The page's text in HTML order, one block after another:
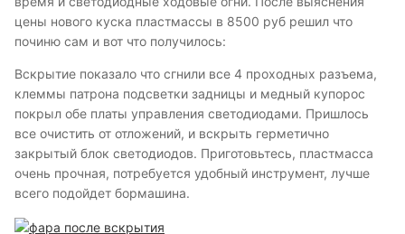
цены нового куска пластмассы в 8500 руб решил что
починю сам и вот что получилось:
Вскрытие показало что сгнили все 4 проходных разъема,
клеммы патрона подсветки задницы и медный купорос
покрыл обе платы управления светодиодами. Пришлось
все очистить от отложений, и вскрыть герметично
закрытый блок светодиодов. Приготовьтесь, пластмасса
очень прочная, потребуется удобный инструмент, лучше
всего подойдет бормашина.